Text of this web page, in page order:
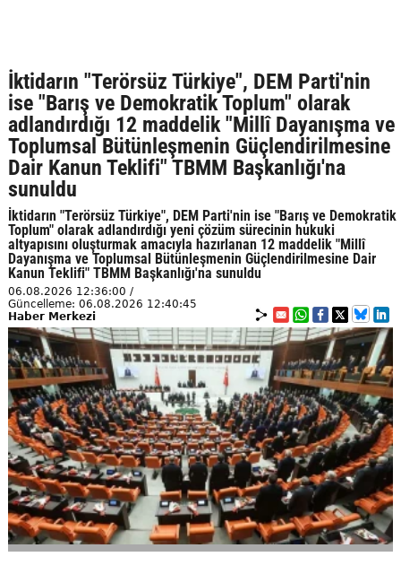
İktidarın "Terörsüz Türkiye", DEM Parti'nin
ise "Barış ve Demokratik Toplum" olarak
adlandırdığı 12 maddelik "Millî Dayanışma ve
Toplumsal Bütünleşmenin Güçlendirilmesine
Dair Kanun Teklifi" TBMM Başkanlığı'na
sunuldu
İktidarın "Terörsüz Türkiye", DEM Parti'nin ise "Barış ve Demokratik
Toplum" olarak adlandırdığı yeni çözüm sürecinin hukuki
altyapısını oluşturmak amacıyla hazırlanan 12 maddelik "Millî
Dayanışma ve Toplumsal Bütünleşmenin Güçlendirilmesine Dair
Kanun Teklifi" TBMM Başkanlığı'na sunuldu
06.08.2026 12:36:00 /
Güncelleme: 06.08.2026 12:40:45
Haber Merkezi